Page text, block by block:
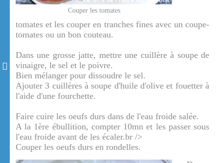
Couper les tomates
tomates et les couper en tranches fines avec un coupe-
tomates ou un bon couteau.
Dans une grosse jatte, mettre une cuillère à soupe de
vinaigre, le sel et le poivre.
Bien mélanger pour dissoudre le sel.
Ajouter 3 cuillères à soupe d'huile d'olive et fouetter à
l'aide d'une fourchette.
Faire cuire les oeufs durs dans de l'eau froide salée.
A la 1ère ébullition, compter 10mn et les passer sous
l'eau froide avant de les écaler.br />
Couper les oeufs durs en rondelles.